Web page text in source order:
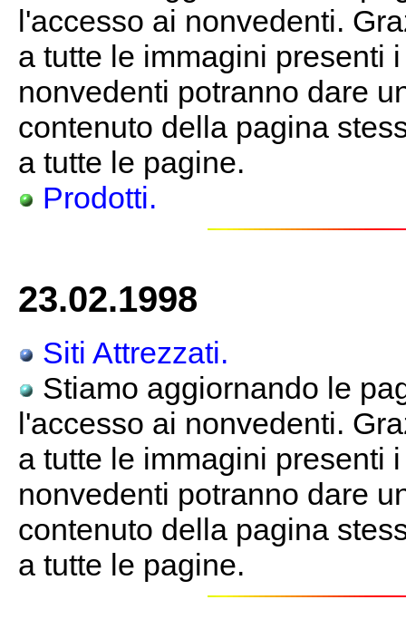
l'accesso ai nonvedenti.
a tutte le immagini presenti
nonvedenti potranno dare
contenuto della pagina
a tutte le pagine.
Prodotti.
23.02.1998
Siti Attrezzati.
Stiamo aggiornando le
l'accesso ai nonvedenti.
a tutte le immagini presenti
nonvedenti potranno dare
contenuto della pagina
a tutte le pagine.